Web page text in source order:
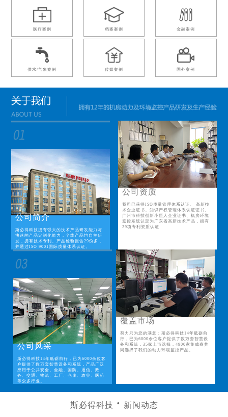
医疗案例 档案案例 金融案例
供水/气象案例 传媒案例 国外案例
公司简介
斯必得科技拥有强大的技术产品研发能力与
快速的产品定制化能力，全线产品均自主研
发，拥有技术专利、产品检验报告29份多，
并通过ISO 9001国际质量体系认证。
公司资质
我司已获得ISO质量管理体系认证、 高新技
术企业证书、知识产权管理体系认证证书、
广州市科技创新小巨人企业证书、机房环境
监控系统认定为广东省高新技术产品，拥有
29项专利资质认证
公司风采
斯必得科技14年砥砺前行，已为6000余位客
户提供了数万套智慧设备和系统，产品广泛
应用于公共安全、金融、国防、通信、政
务、交通、物流、工厂、仓库、农业、医药
等众多行业。
覆盖市场
努力只为您的满意；斯必得科技14年砥砺前
行，已为6000余位客户提供了数万套智慧设
备和系统，35家上市选择，4900家集成商共
同选择了我们的动力环境监控产品。
斯必得科技 新闻动态